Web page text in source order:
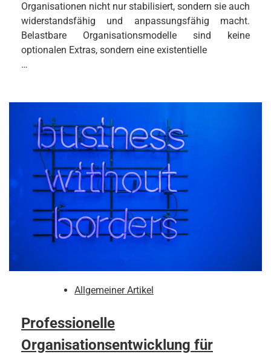
Organisationen nicht nur stabilisiert, sondern sie auch
widerstandsfähig und anpassungsfähig macht.
Belastbare Organisationsmodelle sind keine
optionalen Extras, sondern eine existentielle
…
Allgemeiner Artikel
Professionelle
Organisationsentwicklung für